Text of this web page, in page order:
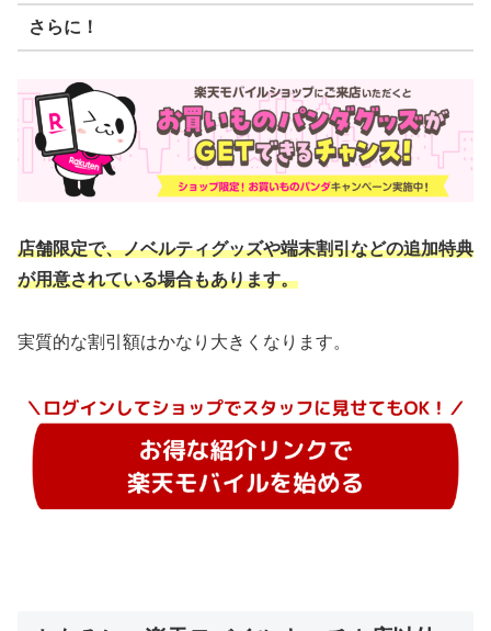
さらに！
店舗限定で、ノベルティグッズや端末割引などの追加特典
が用意されている場合もあります。
実質的な割引額はかなり大きくなります。